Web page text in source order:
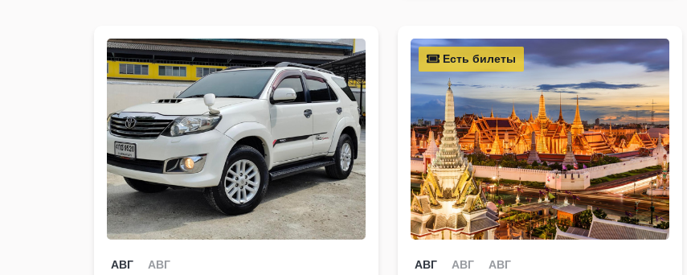
АВГ АВГ
Есть билеты
АВГ АВГ АВГ